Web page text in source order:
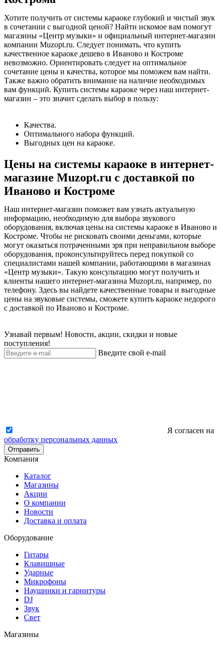
Хотите получить от системы караоке глубокий и чистый звук
в сочетании с выгодной ценой? Найти искомое вам помогут
магазины «Центр музыки» и официальный интернет-магазин
компании Muzopt.ru. Следует понимать, что купить
качественное караоке дешево в Иваново и Костроме
невозможно. Ориентировать следует на оптимальное
сочетание цены и качества, которое мы поможем вам найти.
Также важно обратить внимание на наличие необходимых
вам функций. Купить системы караоке через наш интернет-
магазин – это значит сделать выбор в пользу:
Качества.
Оптимального набора функций.
Выгодных цен на караоке.
Цены на системы караоке в интернет-
магазине Muzopt.ru с доставкой по
Иваново и Костроме
Наш интернет-магазин поможет вам узнать актуальную
информацию, необходимую для выбора звукового
оборудования, включая цены на системы караоке в Иваново и
Костроме. Чтобы не рисковать своими деньгами, которые
могут оказаться потраченными зря при неправильном выборе
оборудования, проконсультируйтесь перед покупкой со
специалистами нашей компании, работающими в магазинах
«Центр музыки». Такую консультацию могут получить и
клиенты нашего интернет-магазина Muzopt.ru, например, по
телефону. Здесь вы найдете качественные товары и выгодные
цены на звуковые системы, сможете купить караоке недорого
с доставкой по Иваново и Костроме.
Узнавай первым! Новости, акции, скидки и новые
поступления!
Введите свой e-mail
Я согласен на
обработку персональных данных
Отправить
Компания
Каталог
Магазины
Акции
О компании
Новости
Доставка и оплата
Оборудование
Гитары
Клавишные
Ударные
Микрофоны
Наушники и гарнитуры
DJ
Звук
Свет
Магазины